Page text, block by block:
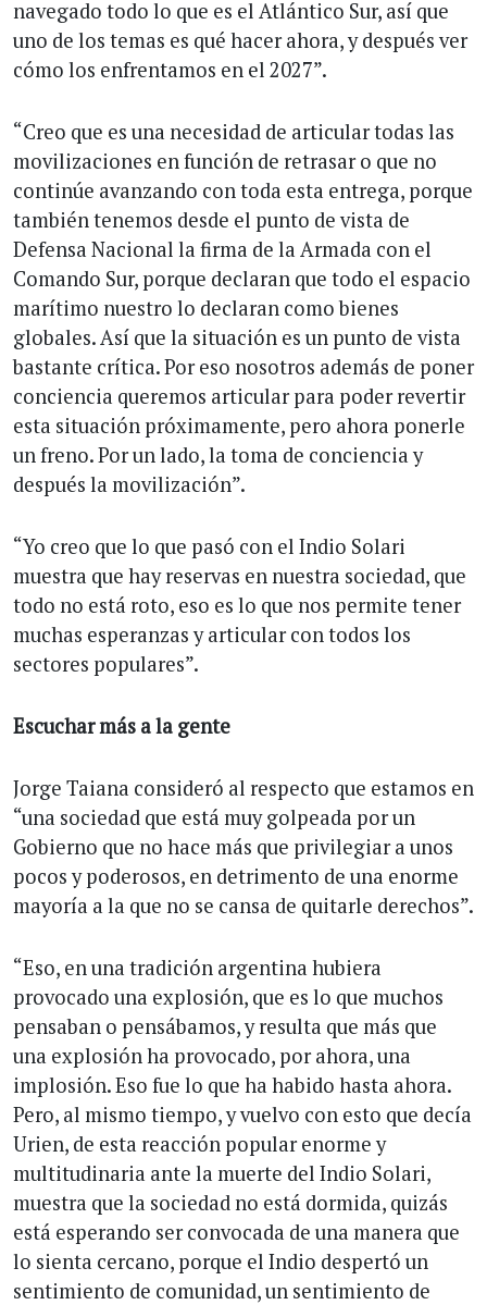
navegado todo lo que es el Atlántico Sur, así que
uno de los temas es qué hacer ahora, y después ver
cómo los enfrentamos en el 2027”.
“Creo que es una necesidad de articular todas las
movilizaciones en función de retrasar o que no
continúe avanzando con toda esta entrega, porque
también tenemos desde el punto de vista de
Defensa Nacional la firma de la Armada con el
Comando Sur, porque declaran que todo el espacio
marítimo nuestro lo declaran como bienes
globales. Así que la situación es un punto de vista
bastante crítica. Por eso nosotros además de poner
conciencia queremos articular para poder revertir
esta situación próximamente, pero ahora ponerle
un freno. Por un lado, la toma de conciencia y
después la movilización”.
“Yo creo que lo que pasó con el Indio Solari
muestra que hay reservas en nuestra sociedad, que
todo no está roto, eso es lo que nos permite tener
muchas esperanzas y articular con todos los
sectores populares”.
Escuchar más a la gente
Jorge Taiana consideró al respecto que estamos en
“una sociedad que está muy golpeada por un
Gobierno que no hace más que privilegiar a unos
pocos y poderosos, en detrimento de una enorme
mayoría a la que no se cansa de quitarle derechos”.
“Eso, en una tradición argentina hubiera
provocado una explosión, que es lo que muchos
pensaban o pensábamos, y resulta que más que
una explosión ha provocado, por ahora, una
implosión. Eso fue lo que ha habido hasta ahora.
Pero, al mismo tiempo, y vuelvo con esto que decía
Urien, de esta reacción popular enorme y
multitudinaria ante la muerte del Indio Solari,
muestra que la sociedad no está dormida, quizás
está esperando ser convocada de una manera que
lo sienta cercano, porque el Indio despertó un
sentimiento de comunidad, un sentimiento de